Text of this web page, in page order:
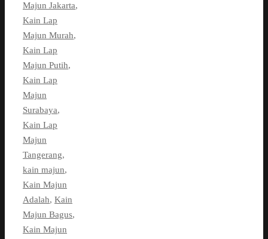
Majun Jakarta,
Kain Lap
Majun Murah,
Kain Lap
Majun Putih,
Kain Lap
Majun
Surabaya,
Kain Lap
Majun
Tangerang,
kain majun,
Kain Majun
Adalah, Kain
Majun Bagus,
Kain Majun